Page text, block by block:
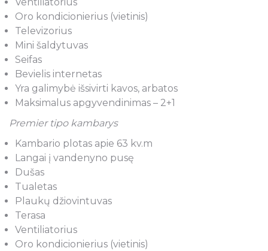
Oro kondicionierius (vietinis)
Televizorius
Mini šaldytuvas
Seifas
Bevielis internetas
Yra galimybė išsivirti kavos, arbatos
Maksimalus apgyvendinimas – 2+1
Premier tipo kambarys
Kambario plotas apie 63 kv.m
Langai į vandenyno pusę
Dušas
Tualetas
Plaukų džiovintuvas
Terasa
Ventiliatorius
Oro kondicionierius (vietinis)